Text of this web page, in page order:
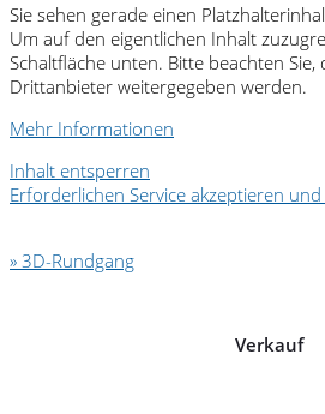
Sie sehen gerade einen
Um auf den eigentlichen Inhalt
Schaltfläche unten. Bitte beachten Sie,
Drittanbieter weitergegeben werden.
Mehr Informationen
Inhalt entsperren
Erforderlichen Service akzeptieren
» 3D-Rundgang
Verkauf